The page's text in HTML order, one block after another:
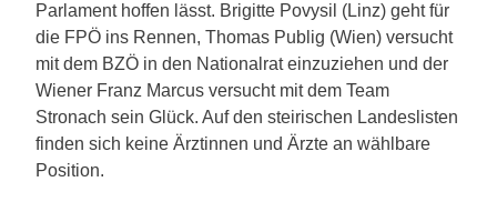
Parlament hoffen lässt. Brigitte Povysil (Linz) geht für
die FPÖ ins Rennen, Thomas Publig (Wien) versucht
mit dem BZÖ in den Nationalrat einzuziehen und der
Wiener Franz Marcus versucht mit dem Team
Stronach sein Glück. Auf den steirischen Landeslisten
finden sich keine Ärztinnen und Ärzte an wählbare
Position.